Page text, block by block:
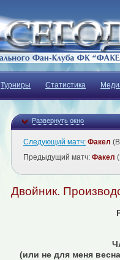
Турниры Статистика
Развернуть окно
Следующий матч: Факел
Предыдущий матч: Факел
Двойник.
(или не для меня